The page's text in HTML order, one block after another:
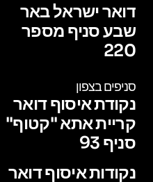
דואר ישראל באר
שבע סניף מספר
220
סניפים בצפון
נקודת איסוף דואר
קריית אתא "קטוף"
סניף 93
נקודות איסוף דואר